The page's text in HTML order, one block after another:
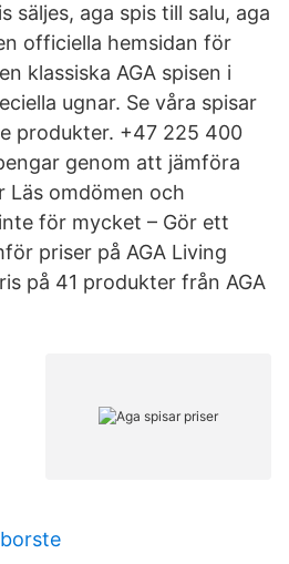
säljes, aga spis till salu, aga
officiella hemsidan för
klassiska AGA spisen i
ugnar. Se våra spisar
produkter. +47 225 400
genom att jämföra
Läs omdömen och
för mycket – Gör ett
priser på AGA Living
på 41 produkter från AGA